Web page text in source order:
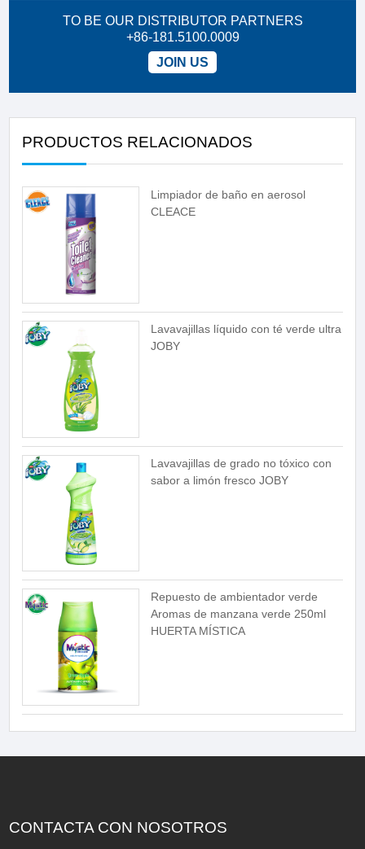
TO BE OUR DISTRIBUTOR PARTNERS
+86-181.5100.0009
JOIN US
PRODUCTOS RELACIONADOS
Limpiador de baño en aerosol
CLEACE
Lavavajillas líquido con té verde ultra
JOBY
Lavavajillas de grado no tóxico con
sabor a limón fresco JOBY
Repuesto de ambientador verde
Aromas de manzana verde 250ml
HUERTA MÍSTICA
CONTACTA CON NOSOTROS